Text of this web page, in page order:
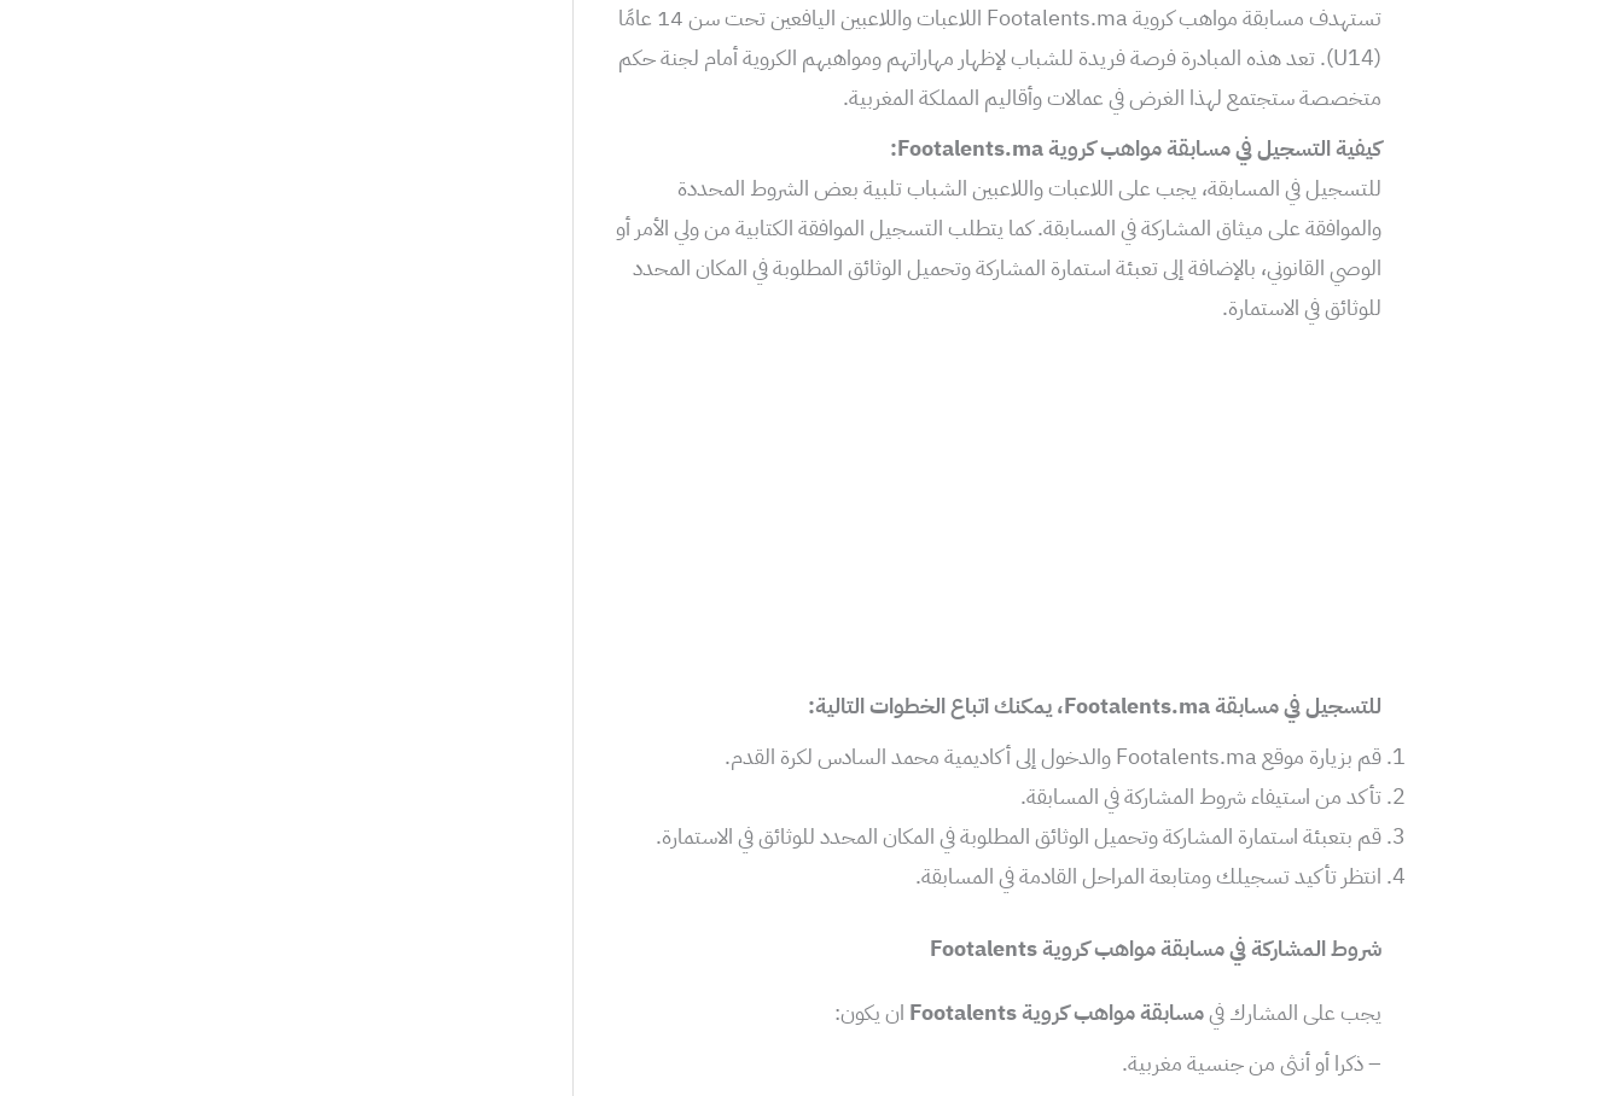
تستهدف مسابقة مواهب كروية Footalents.ma اللاعبات واللاعبين اليافعين تحت سن 14 عامًا
(U14). تعد هذه المبادرة فرصة فريدة للشباب لإظهار مهاراتهم ومواهبهم الكروية أمام لجنة حكم
متخصصة ستجتمع لهذا الغرض في عمالات وأقاليم المملكة المغربية.
كيفية التسجيل في مسابقة مواهب كروية Footalents.ma:
للتسجيل في المسابقة، يجب على اللاعبات واللاعبين الشباب تلبية بعض الشروط المحددة
والموافقة على ميثاق المشاركة في المسابقة. كما يتطلب التسجيل الموافقة الكتابية من ولي الأمر أو
الوصي القانوني، بالإضافة إلى تعبئة استمارة المشاركة وتحميل الوثائق المطلوبة في المكان المحدد
للوثائق في الاستمارة.
للتسجيل في مسابقة Footalents.ma، يمكنك اتباع الخطوات التالية:
قم بزيارة موقع Footalents.ma والدخول إلى أكاديمية محمد السادس لكرة القدم.
تأكد من استيفاء شروط المشاركة في المسابقة.
قم بتعبئة استمارة المشاركة وتحميل الوثائق المطلوبة في المكان المحدد للوثائق في الاستمارة.
انتظر تأكيد تسجيلك ومتابعة المراحل القادمة في المسابقة.
شروط المشاركة في مسابقة مواهب كروية Footalents
يجب على المشارك فيمسابقة مواهب كروية Footalents
ان يكون:
– ذكرا أو أنثى من جنسية مغربية.